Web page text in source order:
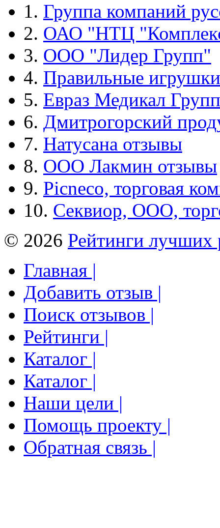
1. Группа компаний
2. ОАО "НТЦ
3. ООО "Лидер Групп"
4. Правильные игрушки
5. Евраз Медикал Групп
6. Дмитрогорский
7. Натусана отзывы
8. ООО Лакмин отзывы
9. Picneco, торговая
10. Секвиор, ООО,
© 2026 Рейтинги лучших
Главная |
Добавить отзыв |
Поиск отзывов |
Рейтинги |
Каталог |
Каталог |
Наши цели |
Помощь проекту |
Обратная связь |